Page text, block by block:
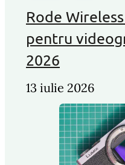
Rode
pentru
2026
13 iulie 2026